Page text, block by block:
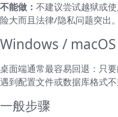
不能做： 不建议尝试越狱或
险大而且法律/隐私问题突出。
Windows / macOS
桌面端通常最容易回退：只
遇到配置文件或数据库格式不
一般步骤